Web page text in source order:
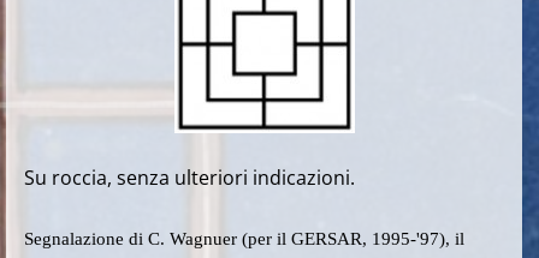
Su roccia, senza ulteriori indicazioni.
Segnalazione di C. Wagnuer (per il GERSAR, 1995-'97), il